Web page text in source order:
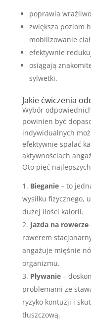
poprawia
zwiększa poziom
mobilizowanie
efektywnie
osiągają
sylwetki.
Jakie ćwiczenia
Wybór
powinien być
indywidualnych
efektywnie spalać
aktywnościach
Oto pięć
Bieganie– to
wysiłku fizycznego,
dużej ilości kalorii.
Jazda na rowerze
rowerem
angażuje mięśnie
organizmu.
Pływanie–
problemami ze
ryzyko kontuzji i
tłuszczową.